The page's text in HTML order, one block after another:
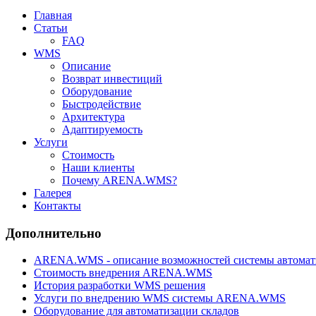
Главная
Статьи
FAQ
WMS
Описание
Возврат инвестиций
Оборудование
Быстродействие
Архитектура
Адаптируемость
Услуги
Стоимость
Наши клиенты
Почему ARENA.WMS?
Галерея
Контакты
Дополнительно
ARENA.WMS - описание возможностей системы
Стоимость внедрения ARENA.WMS
История разработки WMS решения
Услуги по внедрению WMS системы ARENA.WMS
Оборудование для автоматизации складов